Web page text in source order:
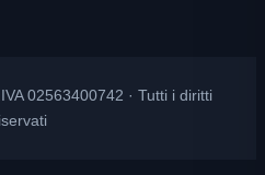
02563400742 · Tutti i diritti